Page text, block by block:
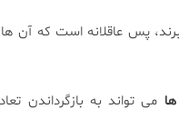
پس عاقلانه است که آن ها
می تواند به بازگرداندن